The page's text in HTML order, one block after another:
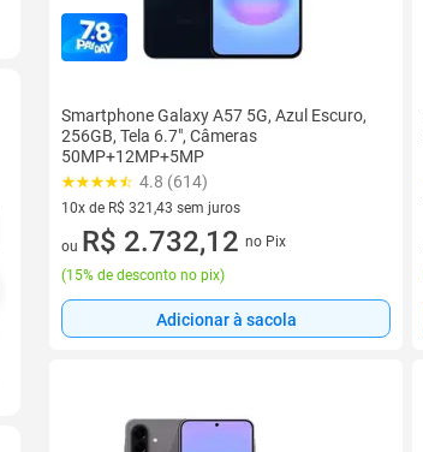
Smartphone Galaxy A57 5G, Azul Escuro,
256GB, Tela 6.7", Câmeras
50MP+12MP+5MP
4.8 (614)
10x de R$ 321,43 sem juros
10 vez de R$ 321,43 sem juros
ou R$ 2.732,12 no Pix
(15% de desconto no pix)
Adicionar à sacola